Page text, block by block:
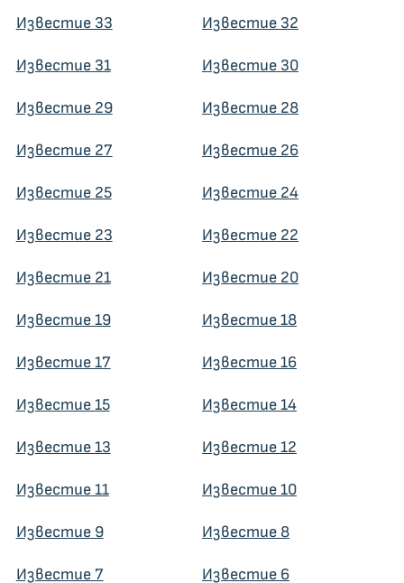
Известие 33 Известие 32
Известие 31 Известие 30
Известие 29 Известие 28
Известие 27 Известие 26
Известие 25 Известие 24
Известие 23 Известие 22
Известие 21 Известие 20
Известие 19 Известие 18
Известие 17 Известие 16
Известие 15 Известие 14
Известие 13 Известие 12
Известие 11 Известие 10
Известие 9 Известие 8
Известие 7 Известие 6